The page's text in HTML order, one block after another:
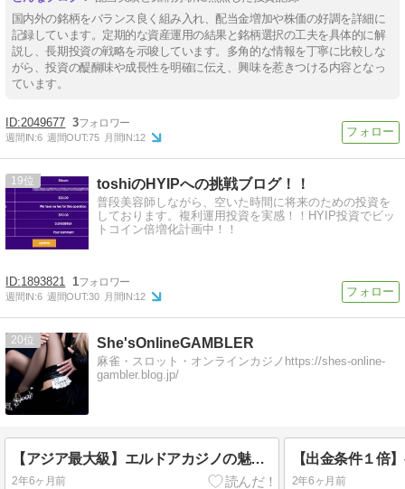
国内外の銘柄をバランス良く組み入れ、配当金増加や株価の好調を詳細に
記録しています。定期的な資産運用の結果と銘柄選択の工夫を具体的に解
説し、長期投資の戦略を示唆しています。多角的な情報を丁寧に比較しな
がら、投資の醍醐味や成長性を明確に伝え、興味を惹きつける内容となっ
ています。
2049677 3
週間IN:6 週間OUT:75 月間IN:12
19 toshiのHYIPへの挑戦ブログ！！
普段美容師しながら、空いた時間に将来のための投資を
しております。複利運用投資を実感！！HYIP投資でビッ
トコイン倍増化計画中！！
1893821 1
週間IN:6 週間OUT:30 月間IN:12
20 She'sOnlineGAMBLER
麻雀・スロット・オンラインカジノhttps://shes-online-
gambler.blog.jp/
【アジア最大級】エルドアカジノの魅力を徹底解説｜VIPプログラム・キャッシュバック
2年6ヶ月前 2年6ヶ月前